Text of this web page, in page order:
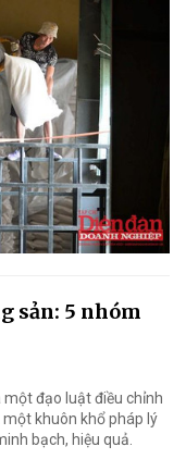
sản: 5 nhóm
một đạo luật điều chỉnh
khuôn khổ pháp lý
bạch, hiệu quả.